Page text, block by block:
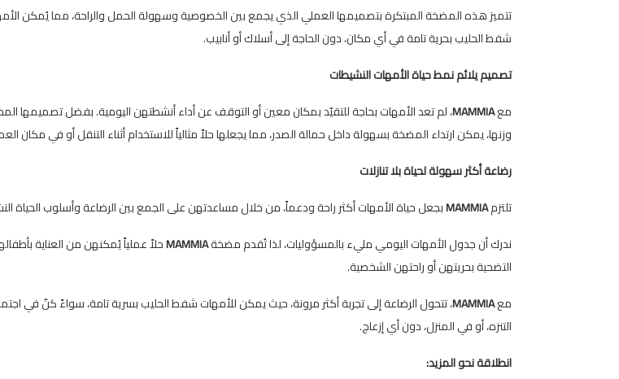
تتميز هذه المضخة المبتكرة بتصميمها العملي الذي يجمع بين الخصوصية وسهولة الحمل والراحة، مما يُمكن
شفط الحليب بحرية تامة في أي مكان، دون الحاجة إلى أسلاك أو أنابيب.
تصميميلائمنمطحياةالأمهاتالنشيطات
معMAMMIA، لم تعد الأمهات بحاجة للتقيّد بمكان معين أو التوقف عن أداء أنشطتهن اليومية. بفضل تصميمها
وزنها، يمكن ارتداء المضخة بسهولة داخل حمالة الصدر، مما يجعلها حلاً مثالياً للاستخدام أثناء التنقل أو في مكان
رضاعةأكثرسهولةلحياةبلاتنازلات
تلتزمMAMMIAبجعل حياة الأمهات أكثر راحة ودعماً، من خلال مساعدتهن على الجمع بين الرضاعة وأسلوب الحياة
ندرك أن جدول الأمهات اليومي مليء بالمسؤوليات، لذا تُقدم مضخةMAMMIAحلاً عملياً يُمكنهن من العناية
التضحية بحريتهن أو راحتهن الشخصية.
معMAMMIA، تتحول الرضاعة إلى تجربة أكثر مرونة، حيث يمكن للأمهات شفط الحليب بسرية تامة، سواءً كنّ في
التنزه، أو في المنزل، دون أي إزعاج.
انطلاقةنحوالمزيد: